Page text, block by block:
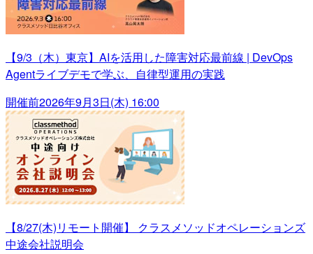
【9/3（木）東京】AIを活用した障害対応最前線 | DevOps
Agentライブデモで学ぶ、自律型運用の実践
開催前2026年9月3日(木) 16:00
【8/27(木)リモート開催】 クラスメソッドオペレーションズ
中途会社説明会